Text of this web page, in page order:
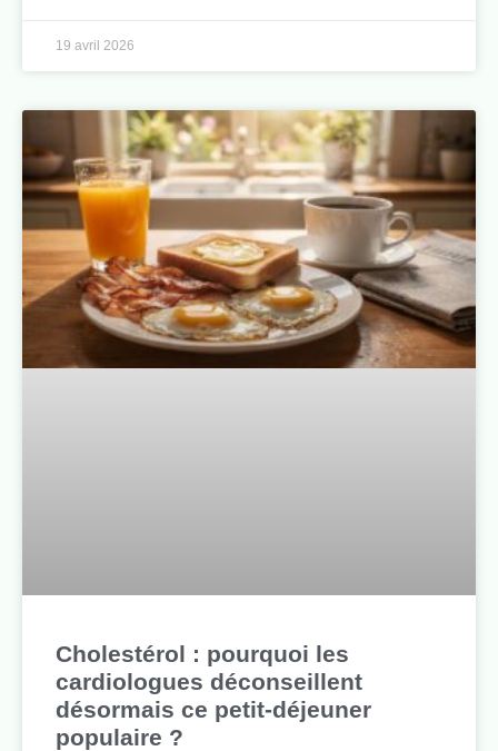
19 avril 2026
Cholestérol : pourquoi les
cardiologues déconseillent
désormais ce petit-déjeuner
populaire ?